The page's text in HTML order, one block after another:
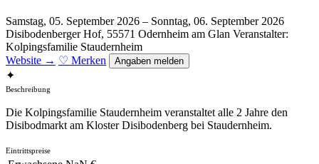
Samstag, 05. September 2026 – Sonntag, 06. September 2026
Disibodenberger Hof, 55571 Odernheim am Glan Veranstalter:
Kolpingsfamilie Staudernheim
Website → ♡ Merken Angaben melden
✦
Beschreibung
Die Kolpingsfamilie Staudernheim veranstaltet alle 2 Jahre den
Disibodmarkt am Kloster Disibodenberg bei Staudernheim.
Eintrittspreise